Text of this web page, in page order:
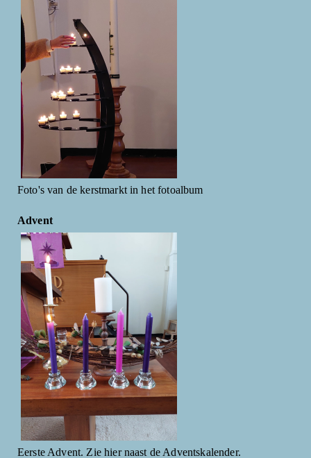
Foto's van de kerstmarkt in het fotoalbum
Advent
Eerste Advent. Zie hier naast de Adventskalender.